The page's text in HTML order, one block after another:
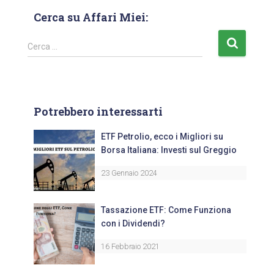
Cerca su Affari Miei:
Cerca …
Potrebbero interessarti
ETF Petrolio, ecco i Migliori su
Borsa Italiana: Investi sul Greggio
23 Gennaio 2024
Tassazione ETF: Come Funziona
con i Dividendi?
16 Febbraio 2021